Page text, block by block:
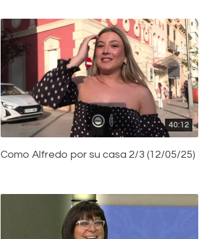
40:12
Como Alfredo por su casa 2/3 (12/05/25)